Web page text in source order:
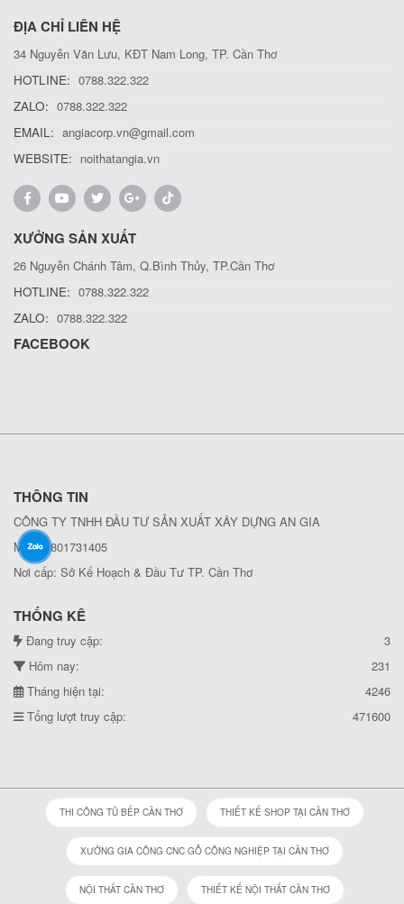
ĐỊA CHỈ LIÊN HỆ
34 Nguyễn Văn Lưu, KĐT Nam Long, TP. Cần Thơ
HOTLINE: 0788.322.322
ZALO: 0788.322.322
EMAIL: angiacorp.vn@gmail.com
WEBSITE: noithatangia.vn
XƯỞNG SẢN XUẤT
26 Nguyễn Chánh Tâm, Q.Bình Thủy, TP.Cần Thơ
HOTLINE: 0788.322.322
ZALO: 0788.322.322
FACEBOOK
THÔNG TIN
CÔNG TY TNHH ĐẦU TƯ SẢN XUẤT XÂY DỰNG AN GIA
MST: 1801731405
Nơi cấp: Sở Kế Hoạch & Đầu Tư TP. Cần Thơ
THỐNG KÊ
Đang truy cập:
3
Hôm nay:
231
Tháng hiện tại:
4246
Tổng lượt truy cập:
471600
THI CÔNG TỦ BẾP CẦN THƠ THIẾT KẾ SHOP TẠI CẦN THƠ
XƯỞNG GIA CÔNG CNC GỖ CÔNG NGHIỆP TẠI CẦN THƠ
NỘI THẤT CẦN THƠ THIẾT KẾ NỘI THẤT CẦN THƠ